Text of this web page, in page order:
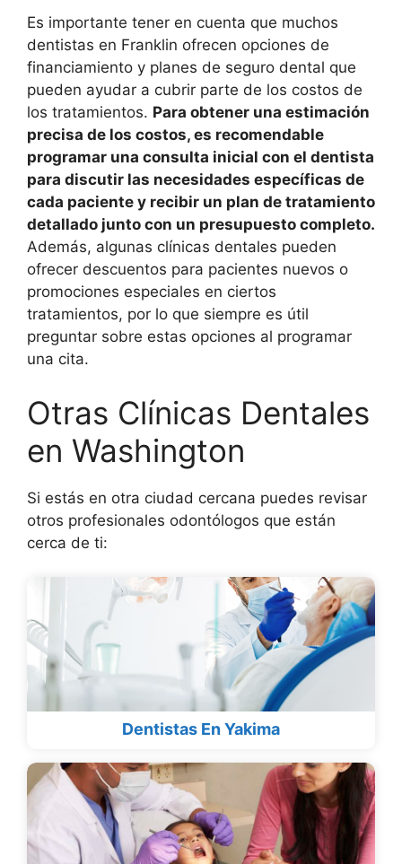
Es importante tener en cuenta que muchos
dentistas en Franklin ofrecen opciones de
financiamiento y planes de seguro dental que
pueden ayudar a cubrir parte de los costos de
los tratamientos. Para obtener una estimación
precisa de los costos, es recomendable
programar una consulta inicial con el dentista
para discutir las necesidades específicas de
cada paciente y recibir un plan de tratamiento
detallado junto con un presupuesto completo.
Además, algunas clínicas dentales pueden
ofrecer descuentos para pacientes nuevos o
promociones especiales en ciertos
tratamientos, por lo que siempre es útil
preguntar sobre estas opciones al programar
una cita.
Otras Clínicas Dentales
en Washington
Si estás en otra ciudad cercana puedes revisar
otros profesionales odontólogos que están
cerca de ti:
Dentistas En Yakima